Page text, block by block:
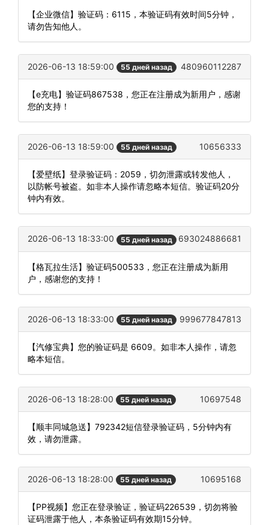
【企业微信】验证码：6115，本验证码有效时间5分钟，
请勿告知他人。
2026-06-13 18:59:00 55 дней назад 480960112287
【e充电】验证码867538，您正在注册成为新用户，感谢
您的支持！
2026-06-13 18:59:00 55 дней назад 10656333
【爱壁纸】登录验证码：2059，切勿泄露或转发他人，
以防帐号被盗。如非本人操作请忽略本短信。验证码20分
钟内有效。
2026-06-13 18:33:00 55 дней назад 693024886681
【格瓦拉生活】验证码500533，您正在注册成为新用
户，感谢您的支持！
2026-06-13 18:33:00 55 дней назад 999677847813
【汽修宝典】您的验证码是 6609。如非本人操作，请忽
略本短信。
2026-06-13 18:28:00 55 дней назад 10697548
【顺丰同城急送】792342短信登录验证码，5分钟内有
效，请勿泄露。
2026-06-13 18:28:00 55 дней назад 10695168
【PP视频】您正在登录验证，验证码226539，切勿将验
证码泄露于他人，本条验证码有效期15分钟。